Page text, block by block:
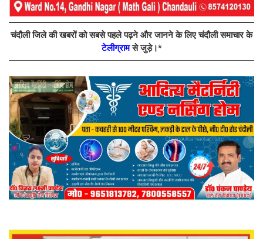
चंदौली जिले की खबरों को सबसे पहले पढ़ने और जानने के लिए चंदौली समाचार के
टेलीग्रामसे जुड़े।*